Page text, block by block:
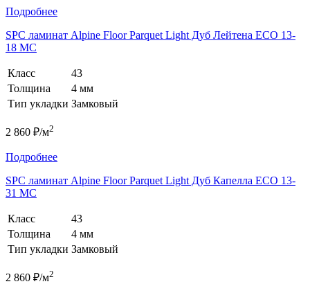
Подробнее
SPC ламинат Alpine Floor Parquet Light Дуб Лейтена ЕСО 13-
18 MC
Класс
43
Толщина
4 мм
Тип укладки Замковый
2 860 ₽/м2
Подробнее
SPC ламинат Alpine Floor Parquet Light Дуб Капелла ЕСО 13-
31 MC
Класс
43
Толщина
4 мм
Тип укладки Замковый
2 860 ₽/м2